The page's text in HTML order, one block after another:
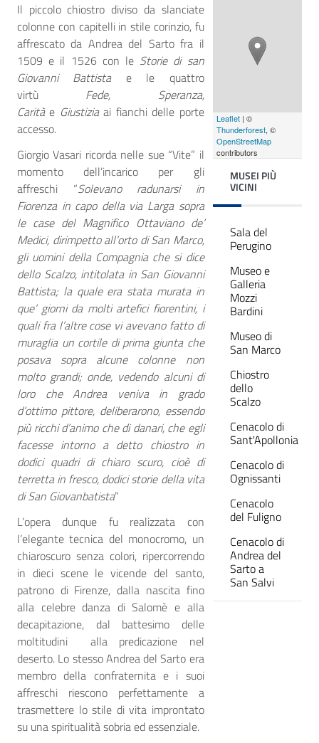
Il piccolo chiostro diviso da slanciate
colonne con capitelli in stile corinzio, fu
affrescato da Andrea del Sarto fra il
1509 e il 1526 con le Storie di san
Giovanni Battistae le quattro
virtù Fede, Speranza,
Caritàe Giustiziaai fianchi delle porte
accesso.
Giorgio Vasari ricorda nelle sue “Vite” il
momento dell’incarico per gli
affreschi “Solevano radunarsi in
Fiorenza in capo della via Larga sopra
le case del Magnifico Ottaviano de’
Medici, dirimpetto all’orto di San Marco,
gli uomini della Compagnia che si dice
dello Scalzo, intitolata in San Giovanni
Battista; la quale era stata murata in
que’ giorni da molti artefici fiorentini, i
quali fra l’altre cose vi avevano fatto di
muraglia un cortile di prima giunta che
posava sopra alcune colonne non
molto grandi; onde, vedendo alcuni di
loro che Andrea veniva in grado
d’ottimo pittore, deliberarono, essendo
più ricchi d’animo che di danari, che egli
facesse intorno a detto chiostro in
dodici quadri di chiaro scuro, cioè di
terretta in fresco, dodici storie della vita
di San Giovanbatista”
L’opera dunque fu realizzata con
l’elegante tecnica del monocromo, un
chiaroscuro senza colori, ripercorrendo
in dieci scene le vicende del santo,
patrono di Firenze, dalla nascita fino
alla celebre danza di Salomè e alla
decapitazione, dal battesimo delle
moltitudini alla predicazione nel
deserto. Lo stesso Andrea del Sarto era
membro della confraternita e i suoi
affreschi riescono perfettamente a
trasmettere lo stile di vita improntato
su una spiritualità sobria ed essenziale.
Leaflet| ©
Thunderforest, ©
OpenStreetMap
contributors
MUSEI PIÙ
VICINI
Sala del
Perugino
Museo e
Galleria
Mozzi
Bardini
Museo di
San Marco
Chiostro
dello
Scalzo
Cenacolo di
Sant'Apollonia
Cenacolo di
Ognissanti
Cenacolo
del Fuligno
Cenacolo di
Andrea del
Sarto a
San Salvi